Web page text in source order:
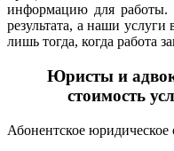
информацию для работы.
результата, а наши услуги
лишь тогда, когда работа
Юристы и
стоимость
Абонентское